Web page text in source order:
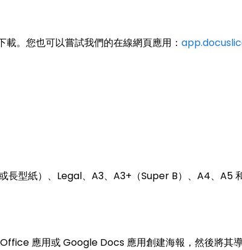
載。您也可以嘗試我們的在線網頁應用：
型紙）、Legal、A3、A3+（Super B）、A4、A5 和
應用或 Google Docs 應用創建海報，然後將其